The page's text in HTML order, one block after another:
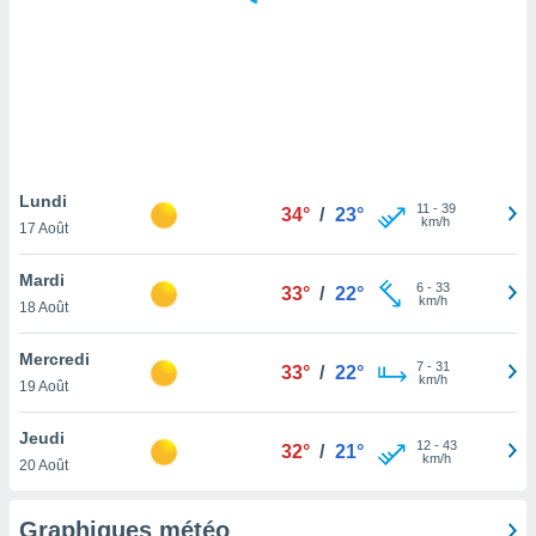
notre
que
et que
Lundi
17 Août
34° / 23° 11 - 39
km/h
Mardi
18 Août
33° / 22° 6- 33
km/h
Mercredi
19 Août
33° / 22° 7- 31
km/h
Jeudi
20 Août
32° / 21° 12- 43
km/h
Graphiques météo